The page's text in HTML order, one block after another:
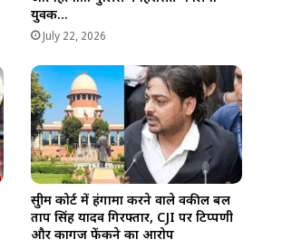
युवक…
July 22, 2026
सुप्रीम कोर्ट में हंगामा करने वाले वकील प्रबल
प्रताप सिंह यादव गिरफ्तार, CJI पर टिप्पणी
और कागज फेंकने का आरोप